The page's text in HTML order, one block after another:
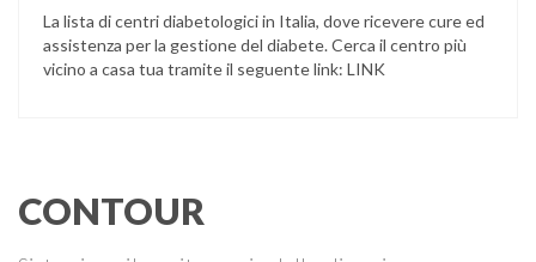
La lista di centri diabetologici in Italia, dove ricevere cure ed
assistenza per la gestione del diabete. Cerca il centro più
vicino a casa tua tramite il seguente link: LINK
CONTOUR